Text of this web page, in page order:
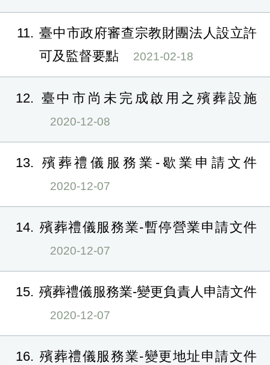
11 臺中市政府審查宗教財團法人設立許
可及監督要點
2021-02-18
12 臺中市尚未完成啟用之殯葬設施
2020-12-08
13 殯葬禮儀服務業-歇業申請文件
2020-12-07
14 殯葬禮儀服務業-暫停營業申請文件
2020-12-07
15 殯葬禮儀服務業-變更負責人申請文件
2020-12-07
16 殯葬禮儀服務業-變更地址申請文件